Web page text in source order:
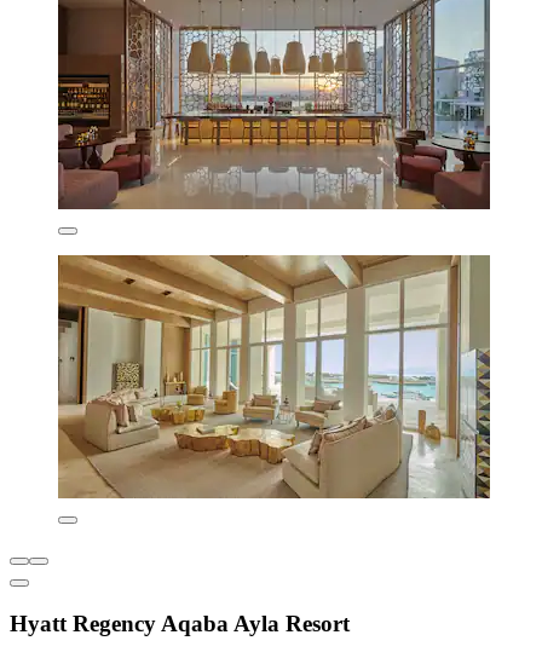
Hyatt Regency Aqaba Ayla Resort